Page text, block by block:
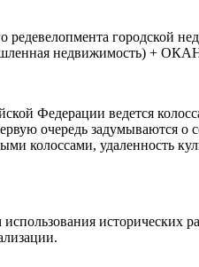
городской
недвижимость) + ОКАН
Федерации ведется
очередь задумываются
колоссами, удаленность